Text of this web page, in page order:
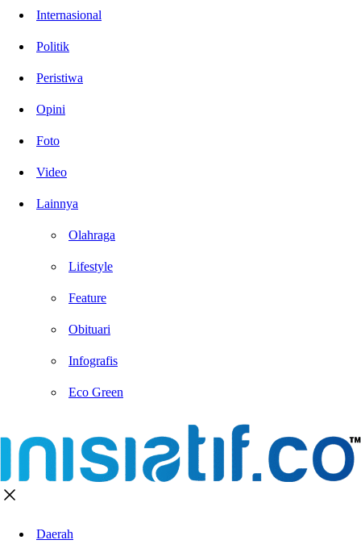
Internasional
Politik
Peristiwa
Opini
Foto
Video
Lainnya
Olahraga
Lifestyle
Feature
Obituari
Infografis
Eco Green
Daerah